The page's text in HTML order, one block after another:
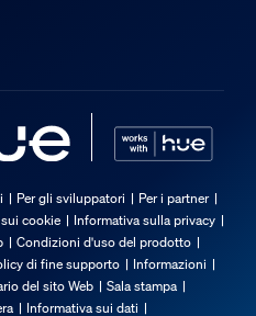
Per gli sviluppatori
Per i partner
cookie
Informativa sulla privacy
Condizioni d'uso del prodotto
di fine supporto
Informazioni
del sito Web
Sala stampa
Informativa sui dati